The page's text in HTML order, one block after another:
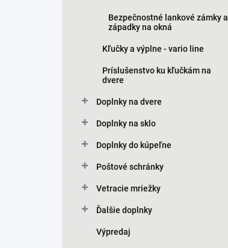
Bezpečnostné lankové zámky a
západky na okná
Kľučky a výplne - vario line
Príslušenstvo ku kľučkám na
dvere
Doplnky na dvere
Doplnky na sklo
Doplnky do kúpeľne
Poštové schránky
Vetracie mriežky
Ďalšie doplnky
Výpredaj